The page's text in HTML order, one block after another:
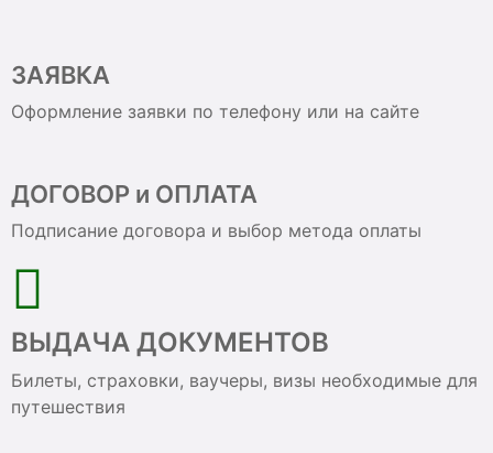
ЗАЯВКА
Оформление заявки по телефону или на сайте
ДОГОВОР и ОПЛАТА
Подписание договора и выбор метода оплаты
ВЫДАЧА ДОКУМЕНТОВ
Билеты, страховки, ваучеры, визы необходимые для
путешествия